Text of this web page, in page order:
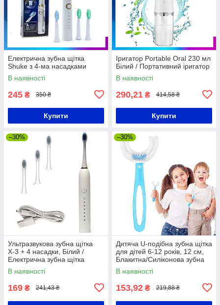
Електрична зубна щітка
Shuke з 4-ма насадками
В наявності
245 ₴ 350 ₴
Купити
Іригатор Portable Oral 230 мл
Білий / Портативний іригатор
В наявності
290,21 ₴ 414,58 ₴
Купити
–30%
Ультразвукова зубна щітка
Х-3 + 4 насадки, Білий /
Електрична зубна щітка
В наявності
169 ₴ 241,43 ₴
–30%
Дитяча U-подібна зубна щітка
для дітей 6-12 років, 12 см,
Блакитна/Силіконова зубна
щітка-капа
В наявності
153,92 ₴ 219,88 ₴